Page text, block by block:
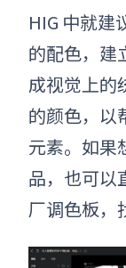
HIG 中就建
的配色，建
成视觉上的
的颜色， 以
元素。如果
品， 也可以
厂调色板，